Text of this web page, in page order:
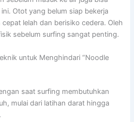
Otot yang belum siap bekerja
lelah dan berisiko cedera. Oleh
sebelum surfing sangat penting.
untuk Menghindari “Noodle
saat surfing membutuhkan
mulai dari latihan darat hingga